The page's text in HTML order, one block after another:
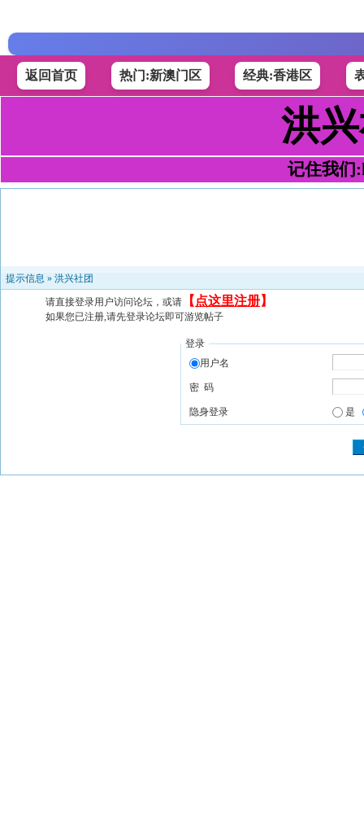
返回首页 热门:新澳门区 经典:香港区
洪
记住我们
提示信息 » 洪兴社团
请直接登录用户访问论坛，或请 【 点这里注册】
如果您已注册,请先登录论坛即可游览帖子
登录
用户名
密 码
隐身登录 是